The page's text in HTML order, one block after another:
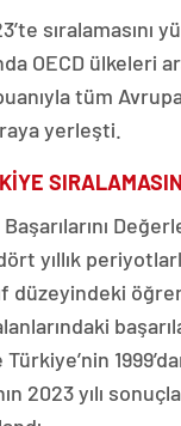
sıralamasını
OECD ülkeleri
tüm
yerleşti.
yıllık
düzeyindeki
2023 yılı